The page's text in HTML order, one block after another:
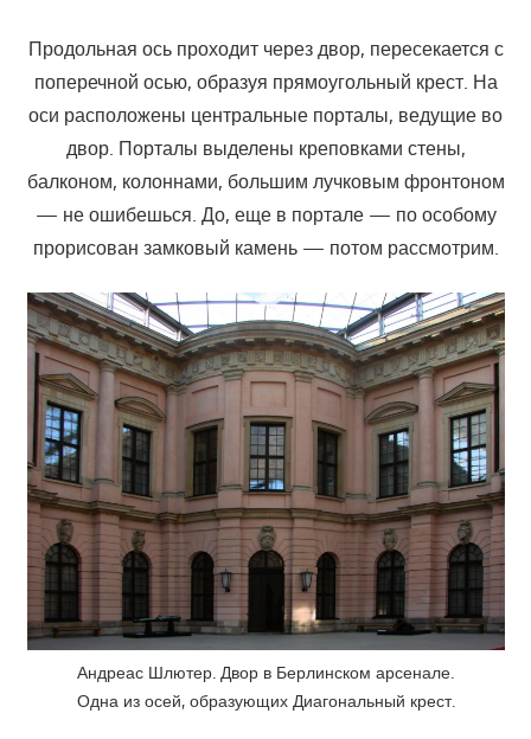
Продольная ось проходит через двор, пересекается с
поперечной осью, образуя прямоугольный крест. На
оси расположены центральные порталы, ведущие во
двор. Порталы выделены креповками стены,
балконом, колоннами, большим лучковым фронтоном
— не ошибешься. До, еще в портале — по особому
прорисован замковый камень — потом рассмотрим.
Андреас Шлютер. Двор в Берлинском арсенале.
Одна из осей, образующих Диагональный крест.